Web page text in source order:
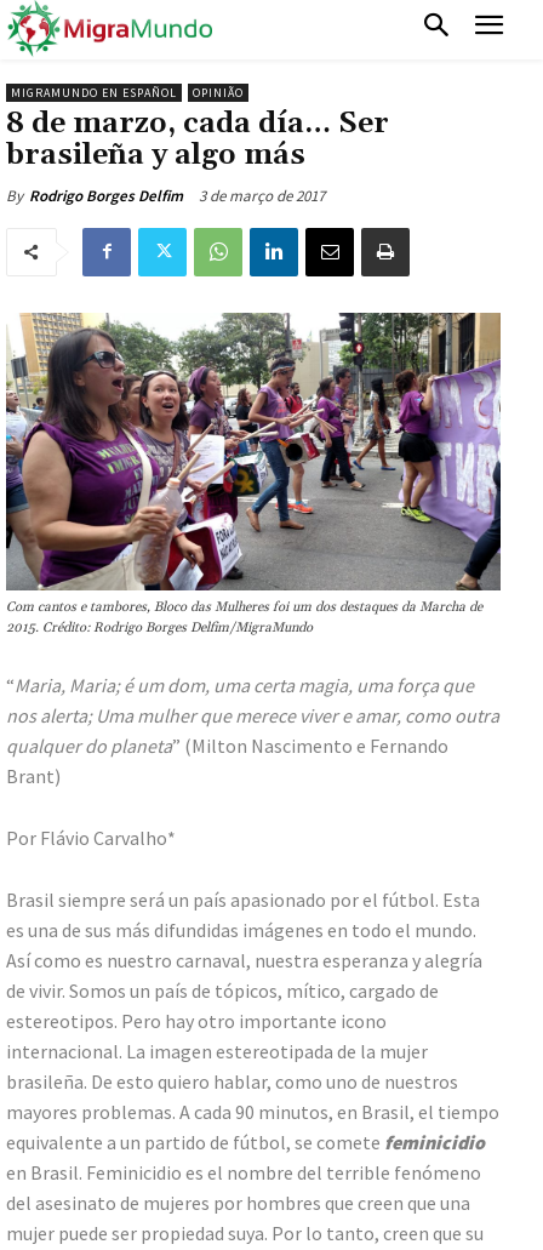
MIGRAMUNDO EN ESPAÑOL OPINIÃO
8 de marzo, cada día… Ser
brasileña y algo más
By Rodrigo Borges Delfim 3 de março de 2017
Com cantos e tambores, Bloco das Mulheres foi um dos destaques da Marcha de
2015. Crédito: Rodrigo Borges Delfim/MigraMundo
“Maria, Maria; é um dom, uma certa magia, uma força que
nos alerta; Uma mulher que merece viver e amar, como outra
qualquer do planeta” (Milton Nascimento e Fernando
Brant)
Por Flávio Carvalho*
Brasil siempre será un país apasionado por el fútbol. Esta
es una de sus más difundidas imágenes en todo el mundo.
Así como es nuestro carnaval, nuestra esperanza y alegría
de vivir. Somos un país de tópicos, mítico, cargado de
estereotipos. Pero hay otro importante icono
internacional. La imagen estereotipada de la mujer
brasileña. De esto quiero hablar, como uno de nuestros
mayores problemas. A cada 90 minutos, en Brasil, el tiempo
equivalente a un partido de fútbol, se comete feminicidio
en Brasil. Feminicidio es el nombre del terrible fenómeno
del asesinato de mujeres por hombres que creen que una
mujer puede ser propiedad suya. Por lo tanto, creen que su